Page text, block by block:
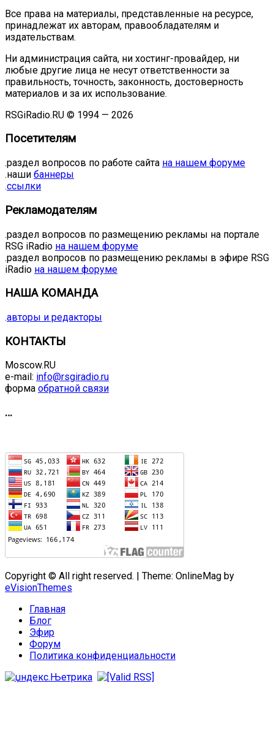
Все права на материалы, представленные на ресурсе,
принадлежат их авторам, правообладателям и
издательствам.
Ни администрация сайта, ни хостинг-провайдер, ни
любые другие лица не несут ответственности за
правильность, точность, законность, достоверность
материалов и за их использование.
RSGiRadio.RU © 1994 — 2026
Посетителям
.раздел вопросов по работе сайта на нашем форуме
.наши баннеры
.ссылки
Рекламодателям
.раздел вопросов по размещению рекламы на портале
RSG iRadio на нашем форуме
.раздел вопросов по размещению рекламы в эфире RSG
iRadio на нашем форуме
НАША КОМАНДА
.авторы и редакторы
КОНТАКТЫ
Moscow.RU
e-mail: info@rsgiradio.ru
форма обратной связи
…
Copyright © All right reserved. | Theme: OnlineMag by
eVisionThemes
Главная
Блог
Эфир
Форум
Политика конфиденциальности